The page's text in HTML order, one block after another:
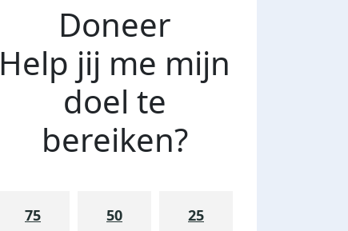
Doneer
Help jij me mijn
doel te
bereiken?
75 50 25